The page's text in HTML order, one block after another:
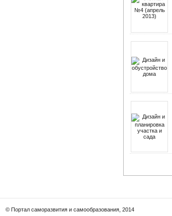
© Портал саморазвития и самообразования, 2014